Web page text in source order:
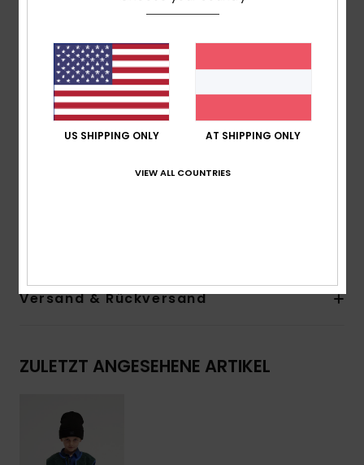
Hergestellt aus 90% recycelten
Material:100 % Recycelter Polyester
330 g/m2
Passform:Übergroße Passform
Futter:100% recyceltes Polyester
200 g/m2
Elastischer Saum
Versand & Rückversand
ZULETZT ANGESEHENE ARTIKEL
US SHIPPING ONLY AT SHIPPING ONLY
VIEW ALL COUNTRIES